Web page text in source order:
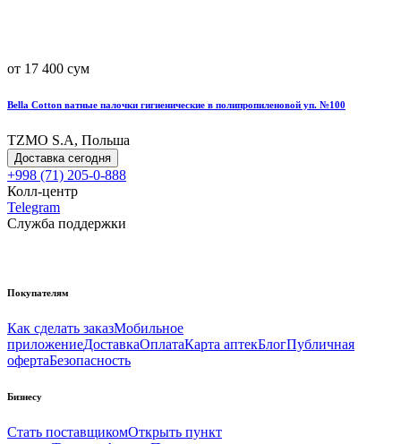
от 17 400 сум
Bella Cotton ватные палочки гигиенические в полипропиленовой уп. №100
TZMO S.A, Польша
Доставка сегодня
+998 (71) 205-0-888
Колл-центр
Telegram
Служба поддержки
Покупателям
Как сделать заказМобильное
приложениеДоставкаОплатаКарта аптекБлогПубличная
офертаБезопасность
Бизнесу
Стать поставщикомОткрыть пункт